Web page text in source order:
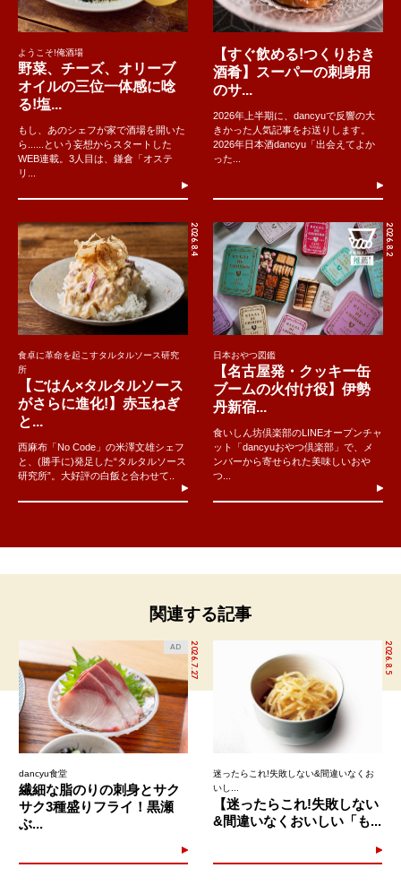
ようこそ!俺酒場
野菜、チーズ、オリーブ
オイルの三位一体感に唸
る!塩...
もし、あのシェフが家で酒場を開いた
ら......という妄想からスタートした
WEB連載。3人目は、鎌倉「オステ
リ...
【すぐ飲める!つくりおき
酒肴】スーパーの刺身用
のサ...
2026年上半期に、dancyuで反響の大
きかった人気記事をお送りします。
2026年日本酒dancyu「出会えてよか
った...
2026.8.4
食卓に革命を起こすタルタルソース研究
所
【ごはん×タルタルソース
がさらに進化!】赤玉ねぎ
と...
西麻布「No Code」の米澤文雄シェフ
と、(勝手に)発足した“タルタルソース
研究所”。大好評の白飯と合わせて..
2026.8.2
日本おやつ図鑑
【名古屋発・クッキー缶
ブームの火付け役】伊勢
丹新宿...
食いしん坊倶楽部のLINEオープンチャ
ット「dancyuおやつ倶楽部」で、メ
ンバーから寄せられた美味しいおや
つ...
関連する記事
2026.7.27
AD
dancyu食堂
繊細な脂のりの刺身とサク
サク3種盛りフライ！黒瀬
ぶ...
2026.8.5
迷ったらこれ!失敗しない&間違いなくお
いし...
【迷ったらこれ!失敗しない
&間違いなくおいしい「も...